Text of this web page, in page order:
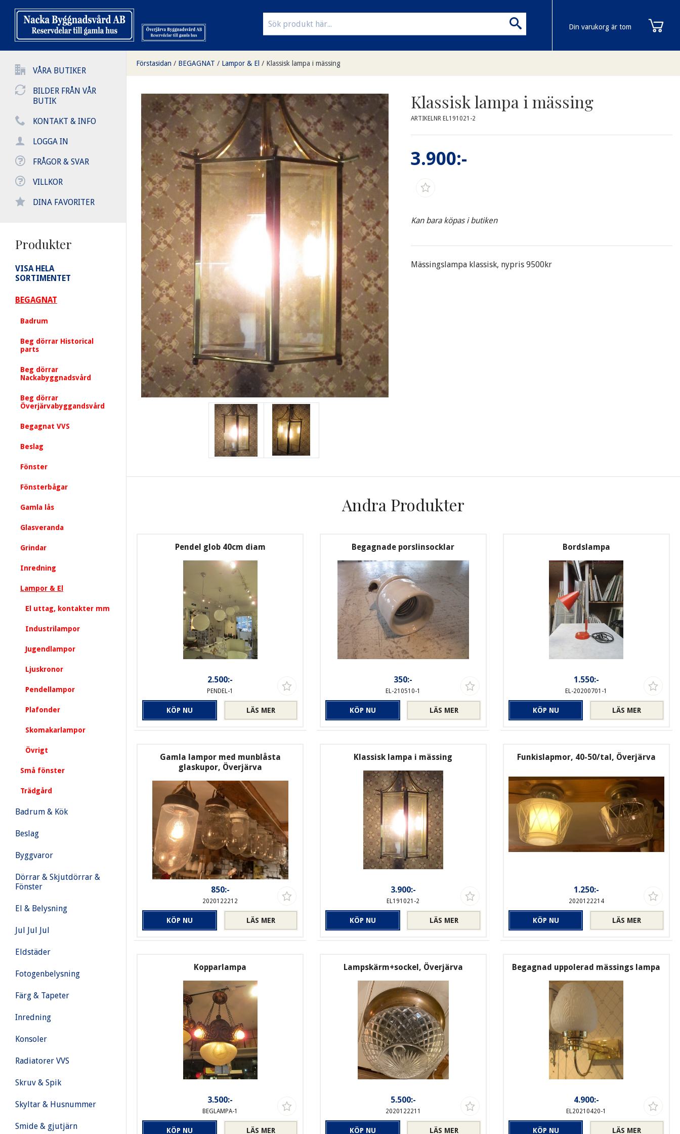
VÅRA BUTIKER
BILDER FRÅN VÅR
BUTIK
KONTAKT & INFO
LOGGA IN
FRÅGOR & SVAR
VILLKOR
DINA FAVORITER
Produkter
VISA HELA
SORTIMENTET
BEGAGNAT
Badrum
Beg dörrar Historical
parts
Beg dörrar
Nackabyggnadsvård
Beg dörrar
Överjärvabyggandsvård
Begagnat VVS
Beslag
Fönster
Fönsterbågar
Gamla lås
Glasveranda
Grindar
Inredning
Lampor & El
El uttag, kontakter mm
Industrilampor
Jugendlampor
Ljuskronor
Pendellampor
Plafonder
Skomakarlampor
Övrigt
Små fönster
Trädgård
Badrum & Kök
Beslag
Byggvaror
Dörrar & Skjutdörrar &
Fönster
El & Belysning
Jul Jul Jul
Eldstäder
Fotogenbelysning
Färg & Tapeter
Inredning
Konsoler
Radiatorer VVS
Skruv & Spik
Skyltar & Husnummer
Smide & gjutjärn
Din varukorg är tom
Förstasidan / BEGAGNAT / Lampor & El / Klassisk lampa i mässing
Klassisk lampa i mässing
ARTIKELNR EL191021-2
3.900:-
Kan bara köpas i butiken
Mässingslampa klassisk, nypris 9500kr
Andra Produkter
Pendel glob 40cm diam
2.500:-
PENDEL-1
LÄS MER
KÖP NU
Begagnade porslinsocklar
350:-
EL-210510-1
LÄS MER
KÖP NU
Bordslampa
1.550:-
EL-20200701-1
LÄS MER
KÖP NU
Gamla lampor med munblåsta
glaskupor, Överjärva
850:-
2020122212
LÄS MER
KÖP NU
Klassisk lampa i mässing
3.900:-
EL191021-2
LÄS MER
KÖP NU
Funkislapmor, 40-50/tal, Överjärva
1.250:-
2020122214
LÄS MER
KÖP NU
Kopparlampa
3.500:-
BEGLAMPA-1
LÄS MER
KÖP NU
Lampskärm+sockel, Överjärva
5.500:-
2020122211
LÄS MER
KÖP NU
Begagnad uppolerad mässings lampa
4.900:-
EL20210420-1
LÄS MER
KÖP NU